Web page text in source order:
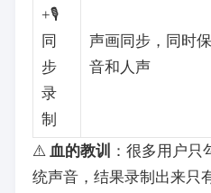
+🎙️
同
步
录
制
声画同步，同时
音和人声
⚠️ ‌ 血的教训
：很多用户
统声音，结果录制出来只